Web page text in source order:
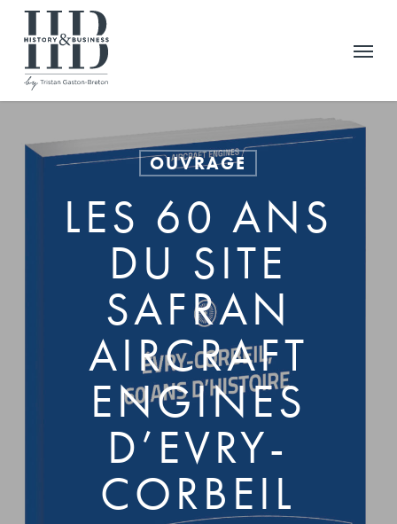
Skip
content
Menu
OUVRAGE
LES 60 ANS
DU SITE
SAFRAN
AIRCRAFT
ENGINES
D’EVRY-
CORBEIL